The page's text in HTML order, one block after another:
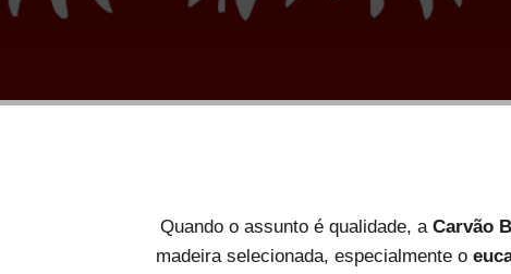
Quando o assunto é qualidade, a Carvão
madeira selecionada, especialmente o